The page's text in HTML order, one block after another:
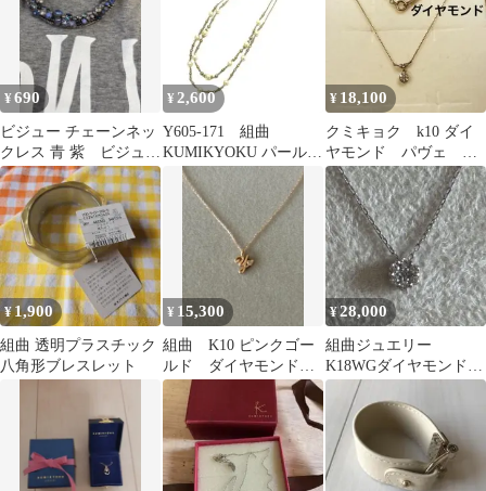
¥690
ビジュー チェーンネッ
クレス 青 紫 ビジュー
ネックレス 組曲
¥ 2,600
Y605-171 組曲
KUMIKYOKU パール調
ロングネックレス
¥ 18,100
クミキョク k10 ダイ
ヤモンド パヴェ ネ
ックレス
¥1,900
組曲 透明プラスチック
八角形ブレスレット
¥ 15,300
組曲 K10 ピンクゴー
ルド ダイヤモンド
イニシャル Y ネック
レス
¥28,000
組曲ジュエリー
K18WGダイヤモンドネ
ックレス フラワーモ
チーフ0.07ct